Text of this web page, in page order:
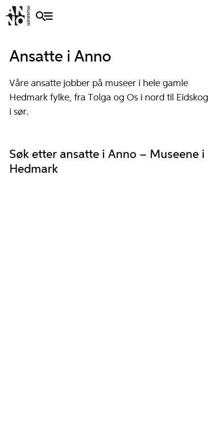
Ansatte i Anno
Våre ansatte jobber på museer i hele gamle
Hedmark fylke, fra Tolga og Os i nord til Eidskog
i sør.
Søk etter ansatte i Anno – Museene i
Hedmark